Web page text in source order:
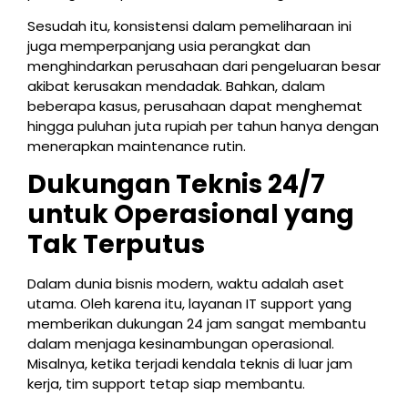
Sesudah itu, konsistensi dalam pemeliharaan ini
juga memperpanjang usia perangkat dan
menghindarkan perusahaan dari pengeluaran besar
akibat kerusakan mendadak. Bahkan, dalam
beberapa kasus, perusahaan dapat menghemat
hingga puluhan juta rupiah per tahun hanya dengan
menerapkan maintenance rutin.
Dukungan Teknis 24/7
untuk Operasional yang
Tak Terputus
Dalam dunia bisnis modern, waktu adalah aset
utama. Oleh karena itu, layanan IT support yang
memberikan dukungan 24 jam sangat membantu
dalam menjaga kesinambungan operasional.
Misalnya, ketika terjadi kendala teknis di luar jam
kerja, tim support tetap siap membantu.